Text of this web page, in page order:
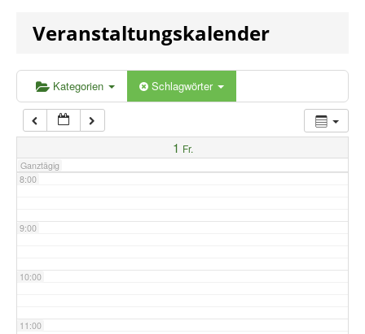
Veranstaltungskalender
Kategorien Schlagwörter
1 Fr.
Ganztägig
5:00
6:00
7:00
8:00
9:00
10:00
11:00